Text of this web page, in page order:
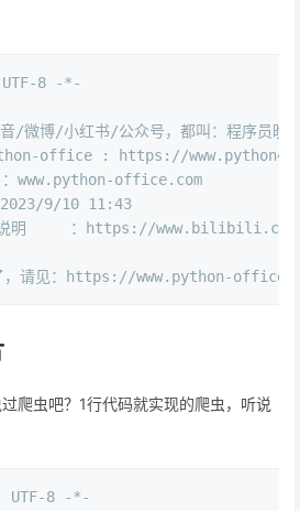
8 -*-
/微博/小红书/公众号，都叫：程序员晚
office : https://
www.python-office.com
9/10 11:43
说明     ：https://www.bilibili.com/
，请见：https://www.python-
爬虫吧？1行代码就实现的爬虫，听说
8 -*-